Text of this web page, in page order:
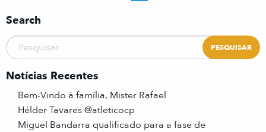
Search
Notícias Recentes
Bem-Vindo à família, Mister Rafael
Hélder Tavares @atleticocp
Miguel Bandarra qualificado para a fase de